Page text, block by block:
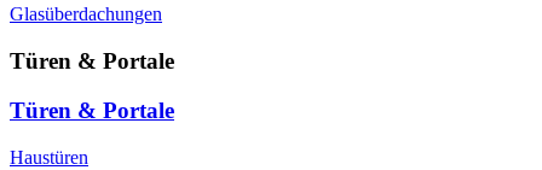
Glasüberdachungen
Türen & Portale
Türen & Portale
Haustüren